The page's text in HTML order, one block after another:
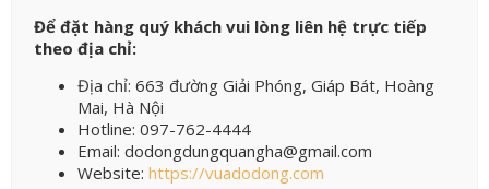
Để đặt hàng quý khách vui lòng liên hệ trực tiếp
theo địa chỉ:
Địa chỉ: 663 đường Giải Phóng, Giáp Bát, Hoàng
Mai, Hà Nội
Hotline: 097-762-4444
Email: dodongdungquangha@gmail.com
Website: https://vuadodong.com